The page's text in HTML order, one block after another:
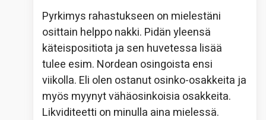
Pyrkimys rahastukseen on mielestäni
osittain helppo nakki. Pidän yleensä
käteispositiota ja sen huvetessa lisää
tulee esim. Nordean osingoista ensi
viikolla. Eli olen ostanut osinko-osakkeita ja
myös myynyt vähäosinkoisia osakkeita.
Likviditeetti on minulla aina mielessä.